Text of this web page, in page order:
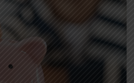
dans l’éducation financière de leurs
des enfants est une compétence
à devenir des adultes responsables
une approche basée sur la